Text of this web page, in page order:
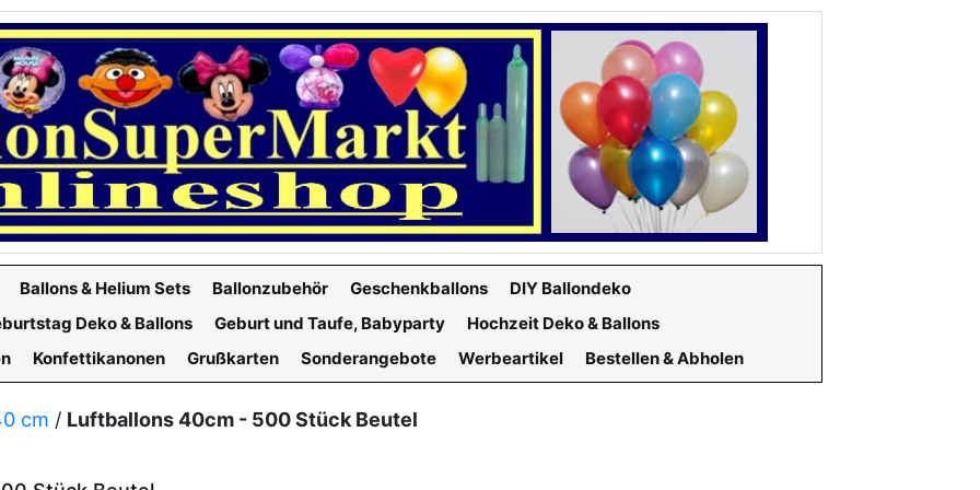
Ballons & Helium Sets Ballonzubehör Geschenkballons
DIY Ballondeko
Deko & Ballons
Geburt und Taufe, Babyparty
Hochzeit Deko & Ballons
Konfettikanonen Grußkarten Sonderangebote Werbeartikel Bestellen & Abholen
cm / Luftballons 40cm - 500 Stück Beutel